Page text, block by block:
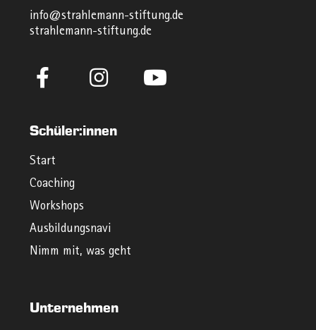
info@strahlemann-stiftung.de
strahlemann-stiftung.de
Schüler:innen
Start
Coaching
Workshops
Ausbildungsnavi
Nimm mit, was geht
Unternehmen